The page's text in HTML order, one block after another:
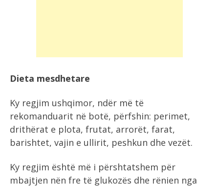
Dieta mesdhetare
Ky regjim ushqimor, ndër më të
rekomanduarit në botë, përfshin: perimet,
drithërat e plota, frutat, arrorët, farat,
barishtet, vajin e ullirit, peshkun dhe vezët.
Ky regjim është më i përshtatshem për
mbajtjen nën fre të glukozës dhe rënien nga